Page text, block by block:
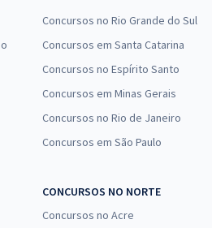
Concursos no Rio Grande do Sul
Concursos em Santa Catarina
Concursos no Espírito Santo
Concursos em Minas Gerais
Concursos no Rio de Janeiro
Concursos em São Paulo
CONCURSOS NO NORTE
Concursos no Acre